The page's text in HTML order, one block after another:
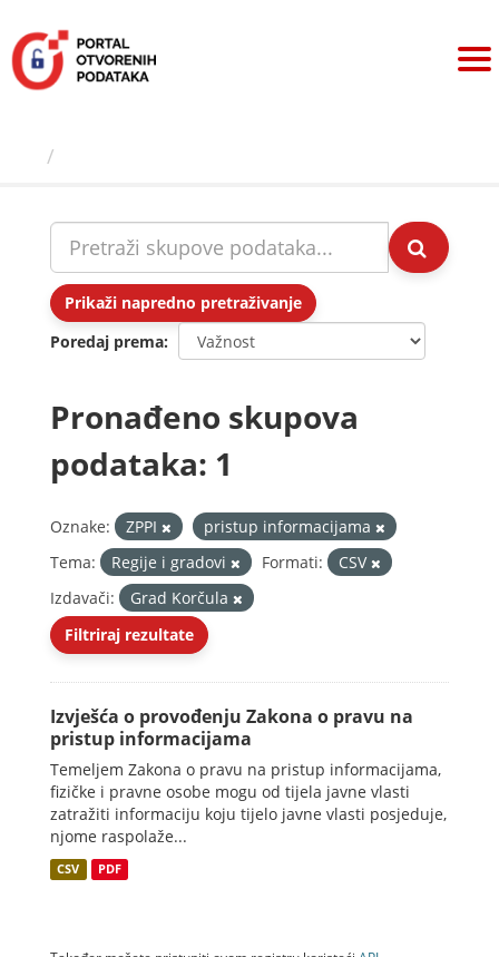
sadržaj
Prikaži napredno pretraživanje
Poredaj prema
Pronađeno skupova
podataka: 1
Oznake: ZPPI
pristup informacijama
Tema:
Regije i gradovi Formati:
CSV
Izdavači:
Grad Korčula
Filtriraj rezultate
Izvješća o provođenju Zakona o pravu na
pristup informacijama
Temeljem Zakona o pravu na pristup informacijama,
fizičke i pravne osobe mogu od tijela javne vlasti
zatražiti informaciju koju tijelo javne vlasti posjeduje,
njome raspolaže...
CSV PDF